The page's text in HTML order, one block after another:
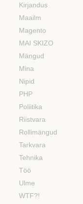
Kirjandus
Maailm
Magento
MAI SKIZO
Mängud
Mina
Nipid
PHP
Poliitika
Riistvara
Rollimängud
Tarkvara
Tehnika
Töö
Ulme
WTF?!